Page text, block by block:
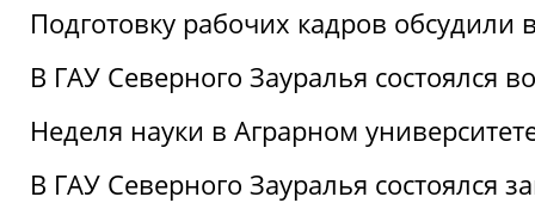
Подготовку рабочих кадров
В ГАУ Северного Зауралья состоялся
Неделя науки в Аграрном
В ГАУ Северного Зауралья